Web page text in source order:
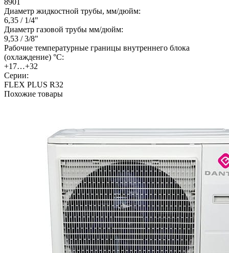
Диаметр жидкостной трубы, мм/дюйм:
6,35 / 1/4"
Диаметр газовой трубы мм/дюйм:
9,53 / 3/8"
Рабочие температурные границы внутреннего блока
(охлаждение) °C:
+17…+32
Серии:
FLEX PLUS R32
Похожие товары